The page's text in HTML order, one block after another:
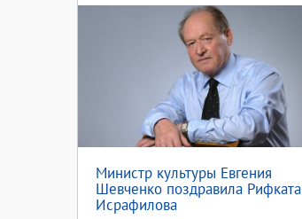
Министр культуры Евгения
Шевченко поздравила Рифката
Исрафилова